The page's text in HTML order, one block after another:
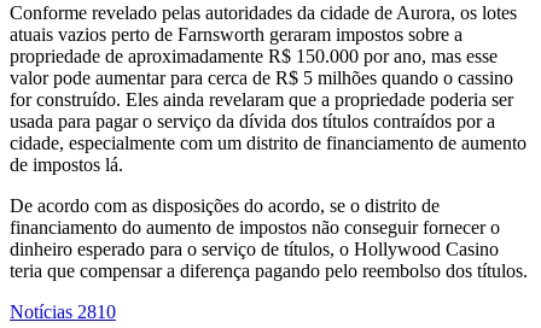
Conforme revelado pelas autoridades da cidade de Aurora, os lotes
atuais vazios perto de Farnsworth geraram impostos sobre a
propriedade de aproximadamente R$ 150.000 por ano, mas esse
valor pode aumentar para cerca de R$ 5 milhões quando o cassino
for construído. Eles ainda revelaram que a propriedade poderia ser
usada para pagar o serviço da dívida dos títulos contraídos por a
cidade, especialmente com um distrito de financiamento de aumento
de impostos lá.
De acordo com as disposições do acordo, se o distrito de
financiamento do aumento de impostos não conseguir fornecer o
dinheiro esperado para o serviço de títulos, o Hollywood Casino
teria que compensar a diferença pagando pelo reembolso dos títulos.
Notícias 2810